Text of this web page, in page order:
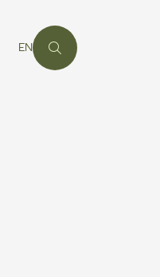
EN